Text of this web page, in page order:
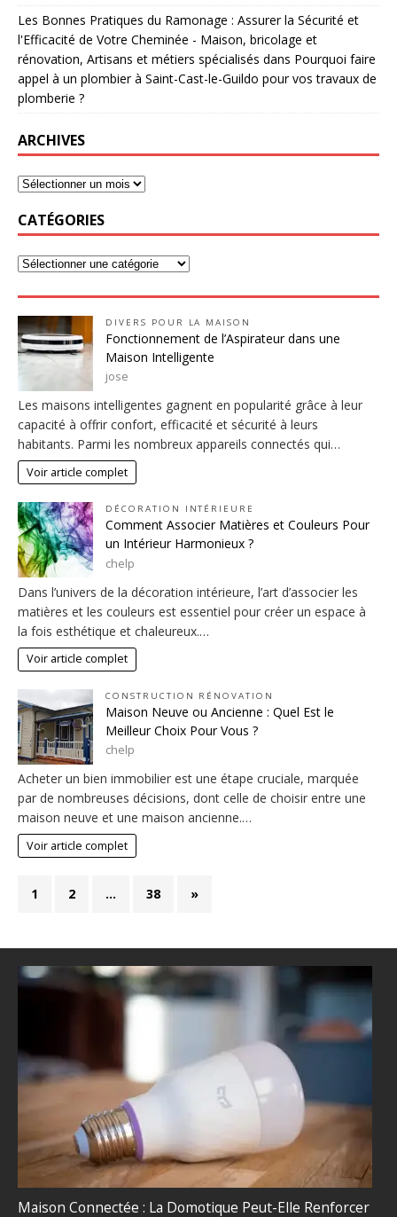
Les Bonnes Pratiques du Ramonage : Assurer la Sécurité et
l'Efficacité de Votre Cheminée - Maison, bricolage et
rénovation, Artisans et métiers spécialisés dans Pourquoi faire
appel à un plombier à Saint-Cast-le-Guildo pour vos travaux de
plomberie ?
ARCHIVES
CATÉGORIES
DIVERS POUR LA MAISON
Fonctionnement de l’Aspirateur dans une
Maison Intelligente
jose
Les maisons intelligentes gagnent en popularité grâce à leur
capacité à offrir confort, efficacité et sécurité à leurs
habitants. Parmi les nombreux appareils connectés qui…
Voir article complet
DÉCORATION INTÉRIEURE
Comment Associer Matières et Couleurs Pour
un Intérieur Harmonieux ?
chelp
Dans l’univers de la décoration intérieure, l’art d’associer les
matières et les couleurs est essentiel pour créer un espace à
la fois esthétique et chaleureux.…
Voir article complet
CONSTRUCTION RÉNOVATION
Maison Neuve ou Ancienne : Quel Est le
Meilleur Choix Pour Vous ?
chelp
Acheter un bien immobilier est une étape cruciale, marquée
par de nombreuses décisions, dont celle de choisir entre une
maison neuve et une maison ancienne.…
Voir article complet
1 2 … 38 »
Maison Connectée : La Domotique Peut-Elle Renforcer